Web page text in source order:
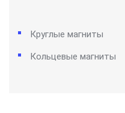
Круглые магниты
Кольцевые магниты